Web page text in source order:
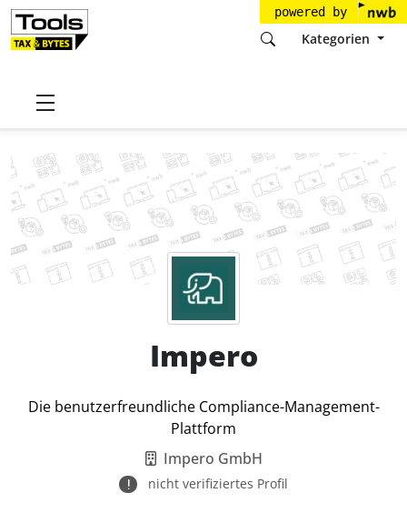
powered by
Kategorien
Startseite
Impero
Die benutzerfreundliche Compliance-Management-
Plattform
Impero GmbH
nicht verifiziertes Profil